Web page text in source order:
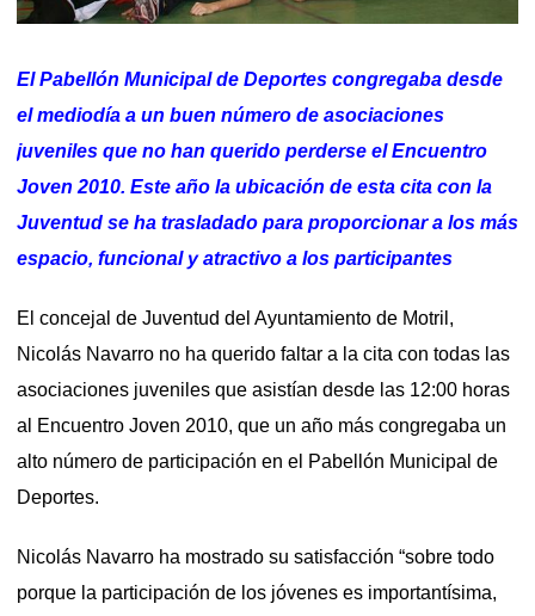
El Pabellón Municipal de Deportes congregaba desde
el mediodía a un buen número de asociaciones
juveniles que no han querido perderse el Encuentro
Joven 2010. Este año la ubicación de esta cita con la
Juventud se ha trasladado para proporcionar a los más
espacio, funcional y atractivo a los participantes
El concejal de Juventud del Ayuntamiento de Motril,
Nicolás Navarro no ha querido faltar a la cita con todas las
asociaciones juveniles que asistían desde las 12:00 horas
al Encuentro Joven 2010, que un año más congregaba un
alto número de participación en el Pabellón Municipal de
Deportes.
Nicolás Navarro ha mostrado su satisfacción “sobre todo
porque la participación de los jóvenes es importantísima,